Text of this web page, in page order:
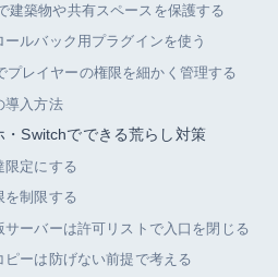
建築物や共有スペースを保護する
ールバック用プラグインを使う
プレイヤーの権限を細かく管理する
導入方法
・Switchでできる荒らし対策
限定にする
を制限する
サーバーは許可リストで入口を閉じる
ピーは防げない前提で考える